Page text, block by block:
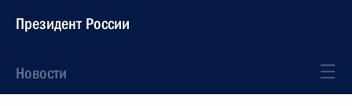
Президент России
Новости